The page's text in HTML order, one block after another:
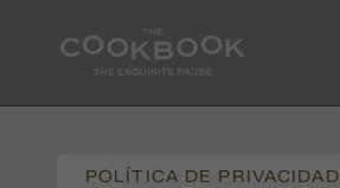
POLÍTICA DE PRIVACIDAD